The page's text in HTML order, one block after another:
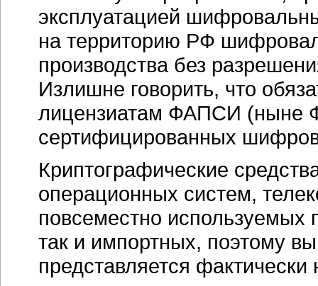
эксплуатацией
на территорию РФ
производства без
Излишне говорить, что
лицензиатам ФАПСИ (ныне
сертифицированных
Криптографические
операционных систем,
повсеместно используемых
так и импортных, поэтому
представляется